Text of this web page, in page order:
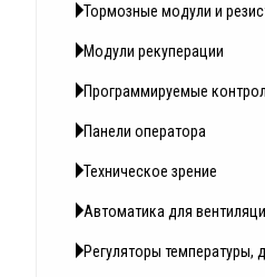
Тормозные модули и
Модули рекуперации
Программируемые
Панели оператора
Техническое зрение
Автоматика для
Регуляторы температуры,